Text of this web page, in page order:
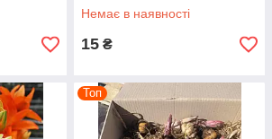
Немає в наявності
15 ₴
Топ